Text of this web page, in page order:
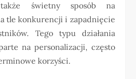
świetny sposób na
tle konkurencji i zapadnięcie
Tego typu działania
na personalizacji, często
korzyści.